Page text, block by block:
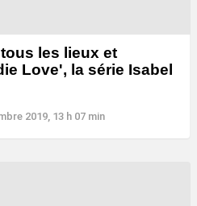
les lieux et
Love', la série Isabel
2019, 13 h 07 min